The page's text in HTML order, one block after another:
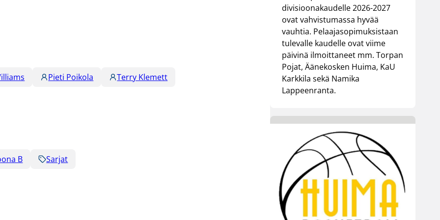
Pieti Poikola Terry Klemett
B Sarjat
divisioonakaudelle 2026-2027
ovat vahvistumassa hyvää
vauhtia. Pelaajasopimuksistaan
tulevalle kaudelle ovat viime
päivinä ilmoittaneet mm. Torpan
Pojat, Äänekosken Huima, KaU
Karkkila sekä Namika
Lappeenranta.